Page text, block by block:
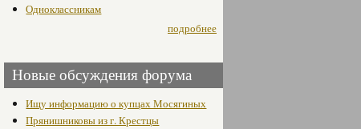
Одноклассникам
подробнее
Новые обсуждения форума
Ищу информацию о купцах Мосягиных
Прянишниковы из г. Крестцы